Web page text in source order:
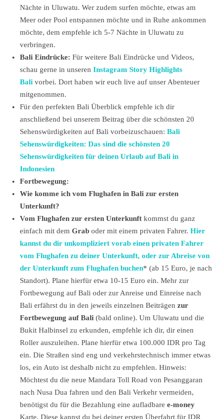
Nächte in Uluwatu. Wer zudem surfen möchte, etwas am
Meer oder Pool entspannen möchte und in Ruhe ankommen
möchte, dem empfehle ich 5-7 Nächte in Uluwatu zu
verbringen.
Bali Eindrücke: Für weitere Bali Eindrücke und Videos,
schau gerne in unseren Instagram Story Highlights
Bali vorbei. Dort haben wir euch live auf unser Abenteuer
mitgenommen.
Für den perfekten Bali Überblick empfehle ich dir
anschließend bei unserem Beitrag über die schönsten 20
Sehenswürdigkeiten auf Bali vorbeizuschauen: Bali
Sehenswürdigkeiten: Das sind die schönsten 20
Sehenswürdigkeiten für deinen Urlaub auf Bali in
Indonesien
Fortbewegung:
Wie komme ich vom Flughafen in Bali zur ersten
Unterkunft?
Vom Flughafen zur ersten Unterkunft kommst du ganz
einfach mit dem Grab oder mit einem privaten Fahrer. Hier
kannst du dir unkompliziert vorab einen privaten Fahrer
vom Flughafen zu deiner Unterkunft, oder zur Abreise von
der Unterkunft zum Flughafen buchen* (ab 15 Euro, je nach
Standort). Plane hierfür etwa 10-15 Euro ein. Mehr zur
Fortbewegung auf Bali oder zur Anreise und Einreise nach
Bali erfährst du in den jeweils einzelnen Beiträgen zur
Fortbewegung auf Bali (bald online). Um Uluwatu und die
Bukit Halbinsel zu erkunden, empfehle ich dir, dir einen
Roller auszuleihen. Plane hierfür etwa 100.000 IDR pro Tag
ein. Die Straßen sind eng und verkehrstechnisch immer etwas
los, ein Auto ist deshalb nicht zu empfehlen. Hinweis:
Möchtest du die neue Mandara Toll Road von Pesanggaran
nach Nusa Dua fahren und den Bali Verkehr vermeiden,
benötigst du für die Bezahlung eine aufladbare e-money
Karte. Diese kannst du bei deiner ersten Überfahrt für IDR